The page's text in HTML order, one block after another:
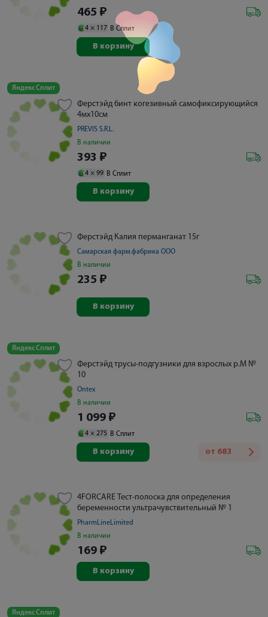
465 ₽
4 × 117 В Сплит
В корзину
Яндекс Сплит
Ферстэйд бинт когезивный самофиксирующийся
4мх10см
PREVIS S.R.L.
В наличии
393 ₽
4 × 99 В Сплит
В корзину
Ферстэйд Калия перманганат 15г
Самарская фарм.фабрика ООО
В наличии
235 ₽
В корзину
Яндекс Сплит
Ферстэйд трусы-подгузники для взрослых р.М №
10
Ontex
В наличии
1 099 ₽
4 × 275 В Сплит
от 683
В корзину
4FORCARE Тест-полоска для определения
беременности ультрачувствительный № 1
PharmLineLimited
В наличии
169 ₽
В корзину
Яндекс Сплит